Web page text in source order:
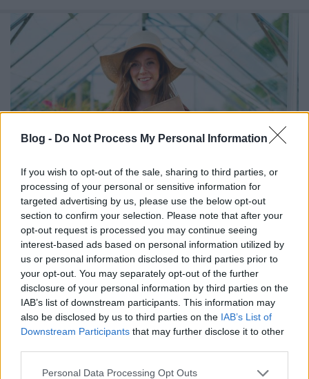
Blog - Do Not Process My Personal Information
If you wish to opt-out of the sale, sharing to third parties, or
processing of your personal or sensitive information for
targeted advertising by us, please use the below opt-out
section to confirm your selection. Please note that after your
opt-out request is processed you may continue seeing
interest-based ads based on personal information utilized by
us or personal information disclosed to third parties prior to
your opt-out. You may separately opt-out of the further
disclosure of your personal information by third parties on the
IAB’s list of downstream participants. This information may
also be disclosed by us to third parties on the IAB’s List of
Downstream Participants that may further disclose it to other
Please note that this website/app uses one or more Google
Personal Data Processing Opt Outs
Vitaminok, nyomelemek,
flavonoidok, antioxidánsok… - Ön
tudja, hogy melyik mire jó?
Meggyógyulnék szerkesztő•2018. április 24.
Ha egészségesen szeretnénk élni, nap, mint nap új
fogalmakat tanulhatunk meg. De vajon tényleg
értjük ezeket? Tudjuk, hogy melyik mire jó?